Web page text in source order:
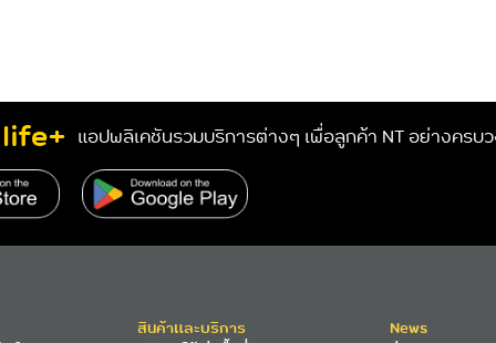
แอปพลิเคชันรวมบริการต่างๆ เพื่อลูกค้า NT อย่างครบ
สินค้าและบริการ
News